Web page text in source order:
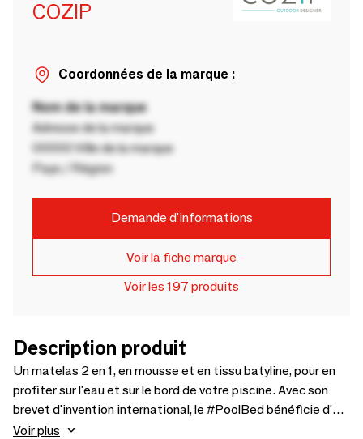
COZIP
Coordonnées de la marque :
Nom de la marque
Adresse de la marque
00000 Ville de la marque
Pays / Région
Demande d'informations
Voir la fiche marque
Voir les 197 produits
Description produit
Un matelas 2 en 1, en mousse et en tissu batyline, pour en
profiter sur l'eau et sur le bord de votre piscine. Avec son
brevet d'invention international, le #PoolBed bénéficie d'un
processus unique de mousses flottantes très confortables.
Voir plus